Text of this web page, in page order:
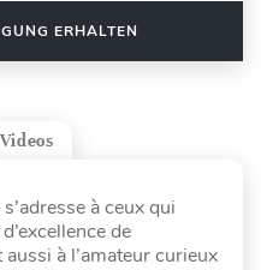
ERHALTEN
Videos
à ceux qui
de
à l’amateur curieux